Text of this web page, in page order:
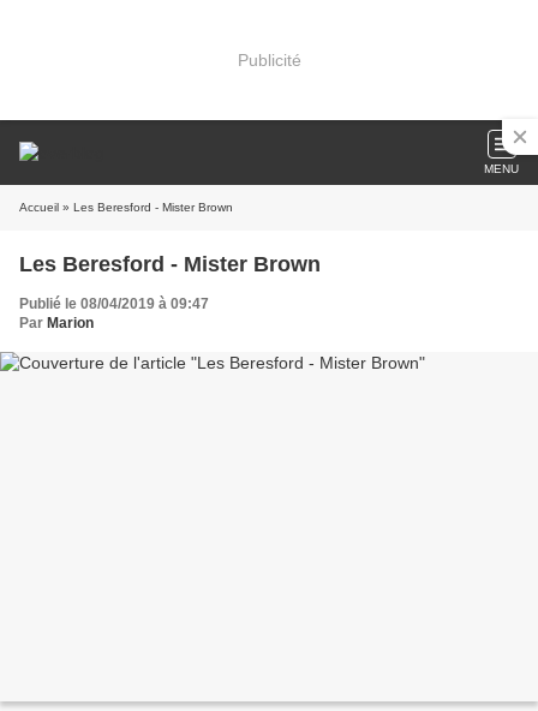
Publicité
MENU
Accueil » Les Beresford - Mister Brown
Les Beresford - Mister Brown
Publié le 08/04/2019 à 09:47
Par Marion